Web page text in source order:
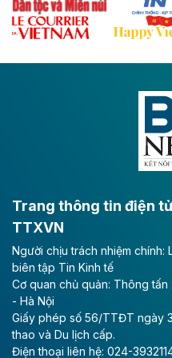
Theo baodautu.vn
Đề xuất đầu tư
tốc CT.11 qua Ninh
Đông A dài khoảng 25,1
lực phát triển kinh tế - xã
Long Thành
Tổng công ty Cảng hàng
(ACV) vừa lập kỷ lục mới
II/2026.
Theo baodautu.vn
Vinaconex lập đỉnh
Trang thông tin điện
TTXVN
Người chịu trách nhiệm chính:
biên tập Tin Kinh tế
Cơ quan chủ quản: Thông tấn
- Hà Nội
Giấy phép số 56/TTĐT ngày
thao và Du lịch cấp.
Điện thoại liên hệ: 024-